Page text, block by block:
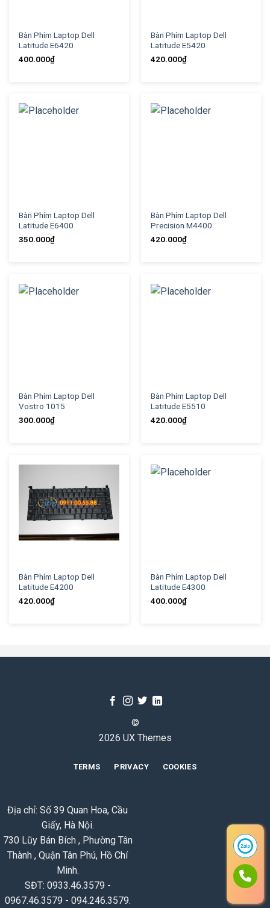
Bàn Phím Laptop Dell
Latitude E6420
400.000₫
Bàn Phím Laptop Dell
Latitude E5420
420.000₫
Bàn Phím Laptop Dell
Latitude E6400
350.000₫
Bàn Phím Laptop Dell
Precision M4400
420.000₫
Bàn Phím Laptop Dell
Vostro 1015
300.000₫
Bàn Phím Laptop Dell
Latitude E5510
420.000₫
Bàn Phím Laptop Dell
Latitude E4200
420.000₫
Bàn Phím Laptop Dell
Latitude E4300
400.000₫
©
2026 UX Themes
TERMS PRIVACY COOKIES
Địa chỉ: Số 39 Quan Hoa, Cầu
Giấy, Hà Nội.
730 Lũy Bán Bích , Phường Tân
Thành , Quận Tân Phú, Hồ Chí
Minh.
SĐT: 0933.46.3579 -
0967.46.3579 - 094.246.3579.